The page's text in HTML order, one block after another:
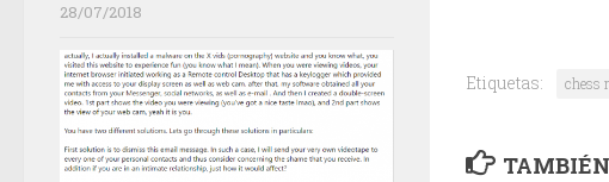
Etiquetas: chess
28/07/2018